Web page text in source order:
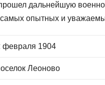
дальнейшую
опытных и
февраля 1904
Леоново